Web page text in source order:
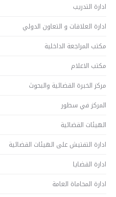
ادارة التدريب
ادارة العلاقات و التعاون الدولي
مكتب المراجعة الداخلية
مكتب الاعلام
مركز الخبرة القضائية والبحوث
المركز في سطور
الهيئات القضائية
ادارة التفتيش على الهيئات القضائية
ادارة القضايا
ادارة المحاماة العامة